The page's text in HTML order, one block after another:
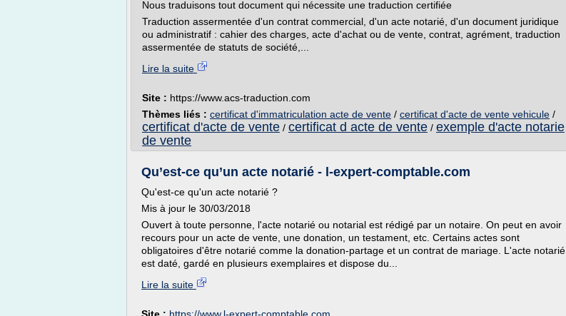
Nous traduisons tout document qui nécessite une traduction certifiée
Traduction assermentée d'un contrat commercial, d'un acte notarié, d'un document juridique
ou administratif : cahier des charges, acte d'achat ou de vente, contrat, agrément, traduction
assermentée de statuts de société,...
Lire la suite
Site : https://www.acs-traduction.com
Thèmes liés : certificat d'immatriculation acte de vente / certificat d'acte de vente vehicule /
certificat d'acte de vente / certificat d acte de vente / exemple d'acte notarie
de vente
Qu’est-ce qu’un acte notarié - l-expert-comptable.com
Qu'est-ce qu'un acte notarié ?
Mis à jour le 30/03/2018
Ouvert à toute personne, l'acte notarié ou notarial est rédigé par un notaire. On peut en avoir
recours pour un acte de vente, une donation, un testament, etc. Certains actes sont
obligatoires d'être notarié comme la donation-partage et un contrat de mariage. L'acte notarié
est daté, gardé en plusieurs exemplaires et dispose du...
Lire la suite